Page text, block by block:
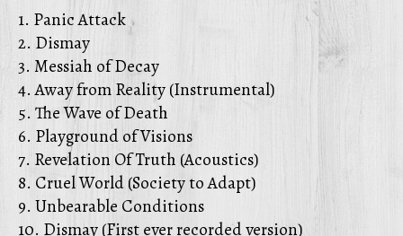
1. Panic Attack
2. Dismay
3. Messiah of Decay
4. Away from Reality (Instrumental)
5. The Wave of Death
6. Playground of Visions
7. Revelation Of Truth (Acoustics)
8. Cruel World (Society to Adapt)
9. Unbearable Conditions
10. Dismay (First ever recorded version)